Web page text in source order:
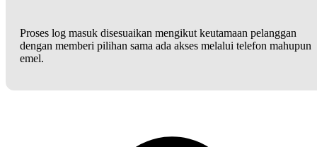
Proses log masuk disesuaikan mengikut keutamaan pelanggan
dengan memberi pilihan sama ada akses melalui telefon mahupun
emel.